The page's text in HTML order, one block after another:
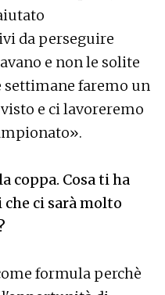
da perseguire
e non le solite
settimane faremo un
e ci lavoreremo
coppa. Cosa ti ha
ci sarà molto
formula perchè